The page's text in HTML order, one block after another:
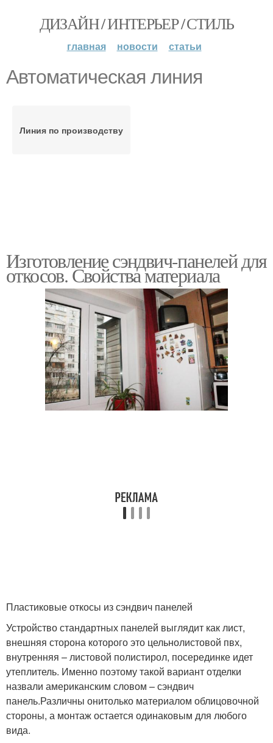
ДИЗАЙН / ИНТЕРЬЕР / СТИЛЬ
главная новости статьи
Автоматическая линия
Линия по производству
Изготовление сэндвич-панелей для
откосов. Свойства материала
Пластиковые откосы из сэндвич панелей
Устройство стандартных панелей выглядит как лист,
внешняя сторона которого это цельнолистовой пвх,
внутренняя – листовой полистирол, посерединке идет
утеплитель. Именно поэтому такой вариант отделки
назвали американским словом – сэндвич
панель.Различны онитолько материалом облицовочной
стороны, а монтаж остается одинаковым для любого
вида.